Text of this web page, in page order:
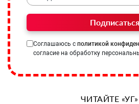
Подписаться
Соглашаюсь с политикой
согласие на обработку
ЧИТАЙТЕ